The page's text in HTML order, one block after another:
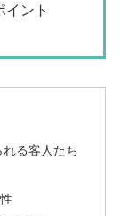
イント
る客人たち